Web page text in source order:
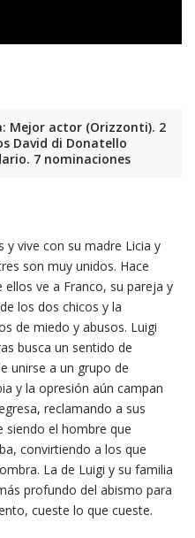
Mejor actor (Orizzonti). 2
David di Donatello
7 nominaciones
y vive con su madre Licia y
son muy unidos. Hace
ve a Franco, su pareja y
los dos chicos y la
de miedo y abusos. Luigi
busca un sentido de
unirse a un grupo de
y la opresión aún campan
reclamando a sus
siendo el hombre que
convirtiendo a los que
La de Luigi y su familia
profundo del abismo para
cueste lo que cueste.